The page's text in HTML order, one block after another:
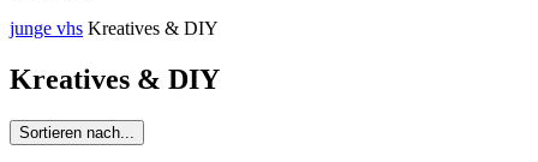
junge vhs Kreatives & DIY
Kreatives & DIY
Sortieren nach...